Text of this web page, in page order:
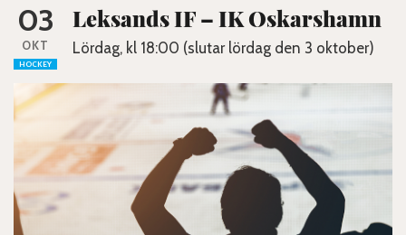
03
OKT
HOCKEY
Leksands IF – IK Oskarshamn
Lördag, kl 18:00 (slutar lördag den 3 oktober)